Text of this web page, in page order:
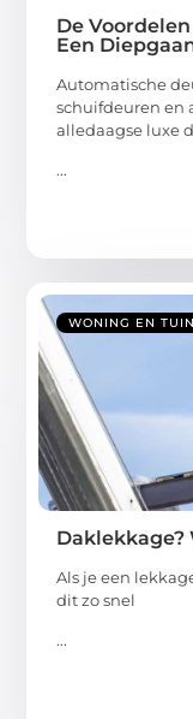
De
Een
Automatische
schuifdeuren en
alledaagse luxe
...
WONING EN TUIN
Als je een
dit zo snel
...